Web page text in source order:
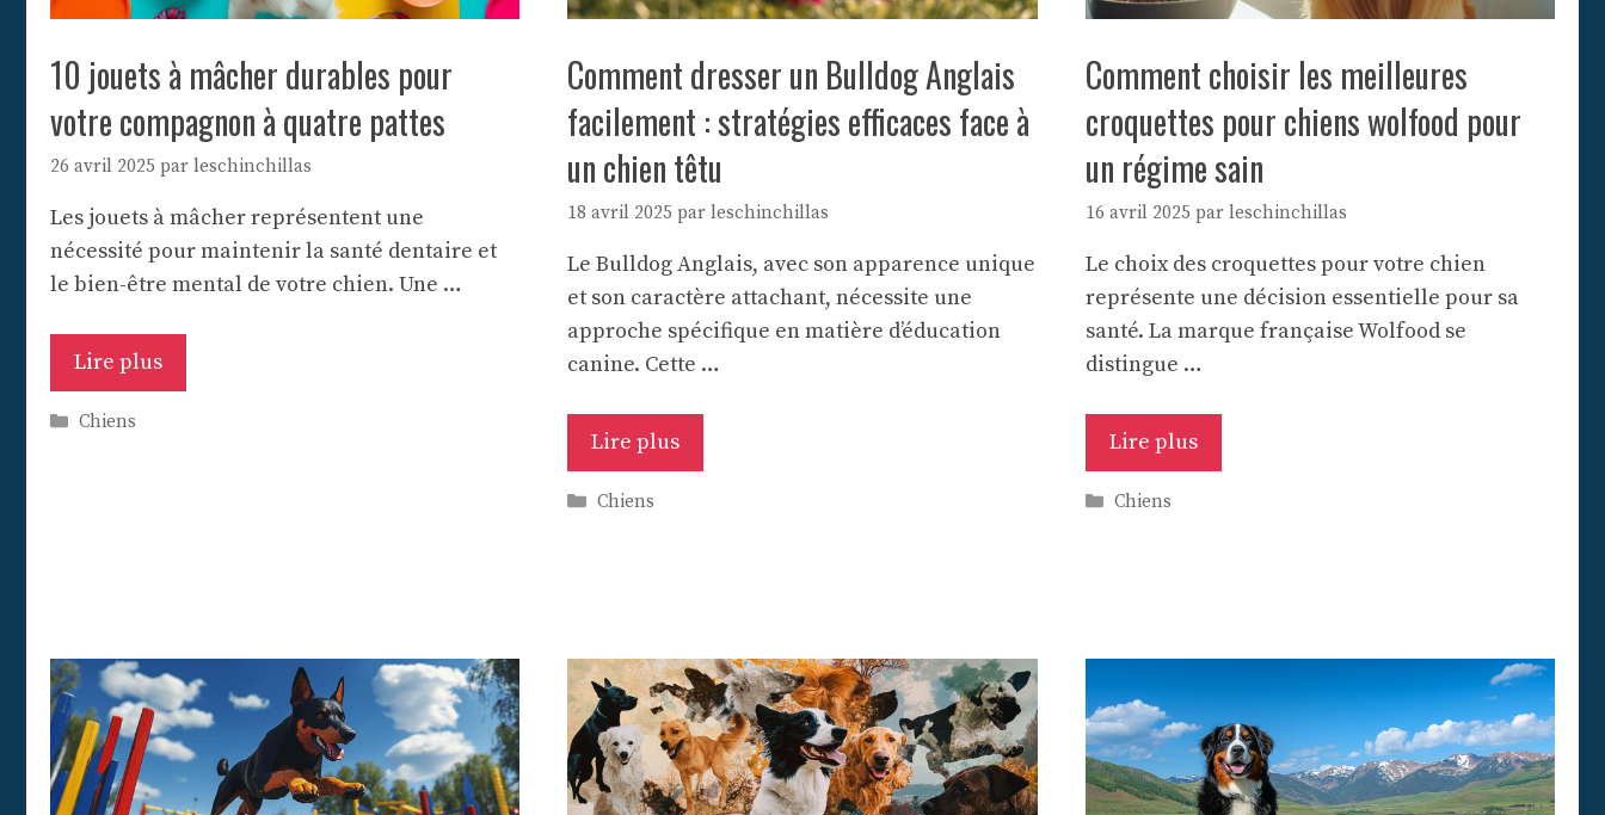
10 jouets à mâcher durables pour
votre compagnon à quatre pattes
26 avril 2025 par leschinchillas
Les jouets à mâcher représentent une
nécessité pour maintenir la santé dentaire et
le bien-être mental de votre chien. Une …
Lire plus
Catégories
Chiens
Comment dresser un Bulldog Anglais
facilement : stratégies efficaces face à
un chien têtu
18 avril 2025 parleschinchillas
Le Bulldog Anglais, avec son apparence unique
et son caractère attachant, nécessite une
approche spécifique en matière d’éducation
canine. Cette …
Lire plus
Catégories
Chiens
Comment choisir les meilleures
croquettes pour chiens wolfood pour
un régime sain
16 avril 2025 par leschinchillas
Le choix des croquettes pour votre chien
représente une décision essentielle pour sa
santé. La marque française Wolfood se
distingue …
Lire plus
Catégories
Chiens